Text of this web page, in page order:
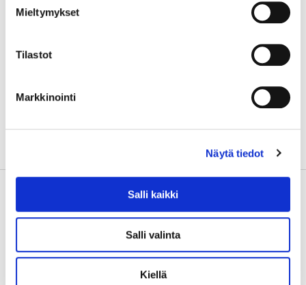
Mieltymykset
Tilastot
Markkinointi
Näytä tiedot
Salli kaikki
Salli valinta
Kiellä
energiankulutuksessa ja
liikennevirtojen seurannassa.
yhteiskehittämistä tavoitteena
yritysryhmien kanssa, miten
avoin data ja datan analysointi
Toimenpiteet
ja sensoriratkaisut
Sensoridatan kerääminen
keskittyy
energiatehokkuuteen ja
mittauksiin. Näitä ovat mm.